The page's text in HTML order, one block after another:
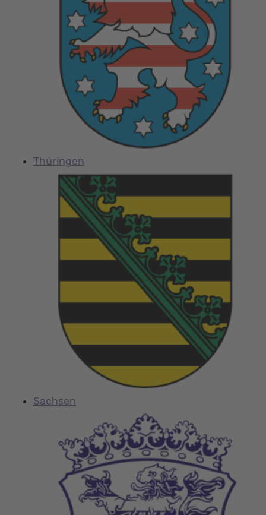
Thüringen
Sachsen